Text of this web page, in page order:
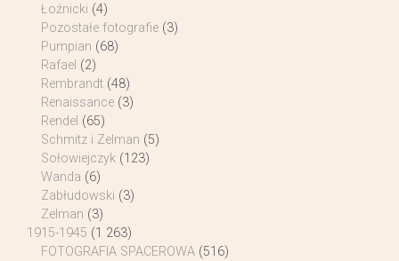
Łoźnicki (4)
Pozostałe fotografie (3)
Pumpian (68)
Rafael (2)
Rembrandt (48)
Renaissance (3)
Rendel (65)
Schmitz i Zelman (5)
Sołowiejczyk (123)
Wanda (6)
Zabłudowski (3)
Zelman (3)
1915-1945 (1 263)
FOTOGRAFIA SPACEROWA (516)